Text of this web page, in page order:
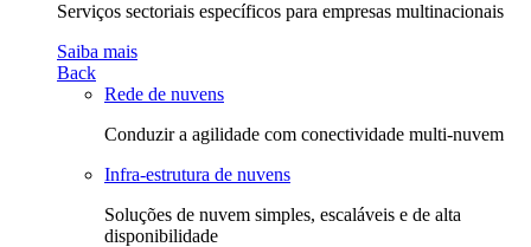
Serviços sectoriais específicos para empresas multinacionais
Saiba mais
Back
Rede de nuvens
Conduzir a agilidade com conectividade multi-nuvem
Infra-estrutura de nuvens
Soluções de nuvem simples, escaláveis e de alta
disponibilidade